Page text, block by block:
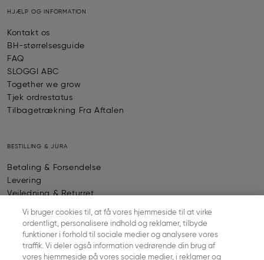
HJÆLP OG INFORMATION
Kontakt os
BH-størrelsesguide
FAQ
SLOGGI ABC
Together we grow
Tjek ordrestatus
Tilbagetrækning Fra Aftalen
BESTILLING & JURA
Betaling & Forsendelse
Levering
Vejledning & Returret
Almindelige forretningsbetingelser
Fortrolighedspolitik
Kolofon
Cookie - indstillinger
Vi bruger cookies til, at få vores hjemmeside til at virke
ordentligt, personalisere indhold og reklamer, tilbyde
funktioner i forhold til sociale medier og analysere vores
traffik. Vi deler også information vedrørende din brug af
vores hjemmeside på vores sociale medier, i reklamer og